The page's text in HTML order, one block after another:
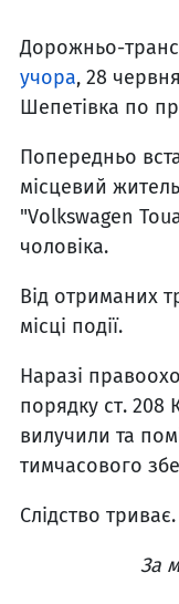
Дорожньо-
учора, 28
Шепетівка по
Попередньо
місцевий
"Volkswagen
чоловіка.
Від отриманих
місці події.
Наразі
порядку ст. 208
вилучили та
тимчасового
Слідство триває.
За